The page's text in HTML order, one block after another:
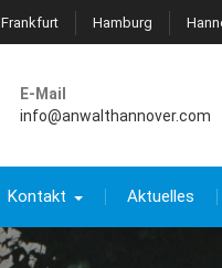
Frankfurt Hamburg
E-Mail
info@anwalthannover.com
Kontakt Aktuelles